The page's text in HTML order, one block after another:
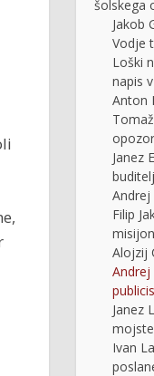
šolskega
Jakob
Vodje
Loški
napis
Anton
Janez
buditelj
Filip
Alojzij
Andrej
Janez
Ivan